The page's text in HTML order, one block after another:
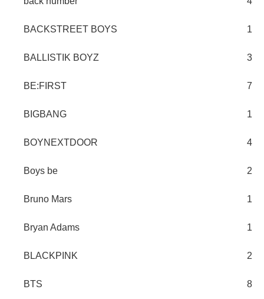
BACKSTREET BOYS 1
BALLISTIK BOYZ 3
BE:FIRST 7
BIGBANG 1
BOYNEXTDOOR 4
Boys be 2
Bruno Mars 1
Bryan Adams 1
BLACKPINK 2
BTS 8